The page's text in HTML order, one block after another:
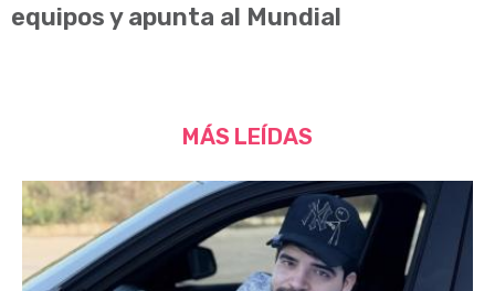
equipos y apunta al Mundial
MÁS LEÍDAS